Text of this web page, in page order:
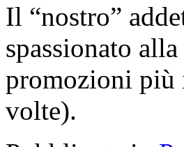
Il “nostro”
spassionato
promozioni più
volte).